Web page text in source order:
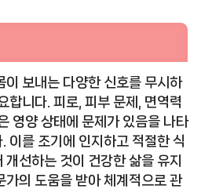
이 보내는 다양한 신호를 무시하
합니다. 피로, 피부 문제, 면역력
영양 상태에 문제가 있음을 나타
이를 조기에 인지하고 적절한 식
개선하는 것이 건강한 삶을 유지
가의 도움을 받아 체계적으로 관